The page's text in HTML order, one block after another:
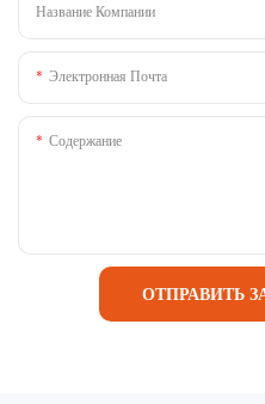
Название Компании
Электронная Почта
Содержание
ОТПРАВИТЬ